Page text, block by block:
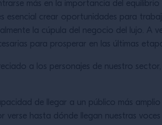
más en la importancia del
esencial crear oportunidades para
la cúpula del negocio del lujo. A
para prosperar en las últimas
a los personajes de nuestro
de llegar a un público más
verse hasta dónde llegan nuestras